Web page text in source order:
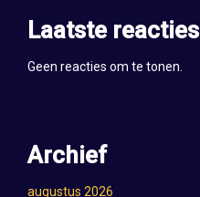
Laatste reacties
Geen reacties om te tonen.
Archief
augustus 2026